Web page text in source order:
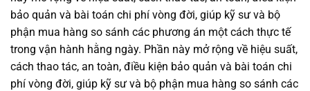
bảo quản và bài toán chi phí vòng đời, giúp kỹ sư và bộ
phận mua hàng so sánh các phương án một cách thực tế
trong vận hành hằng ngày. Phần này mở rộng về hiệu suất,
cách thao tác, an toàn, điều kiện bảo quản và bài toán chi
phí vòng đời, giúp kỹ sư và bộ phận mua hàng so sánh các